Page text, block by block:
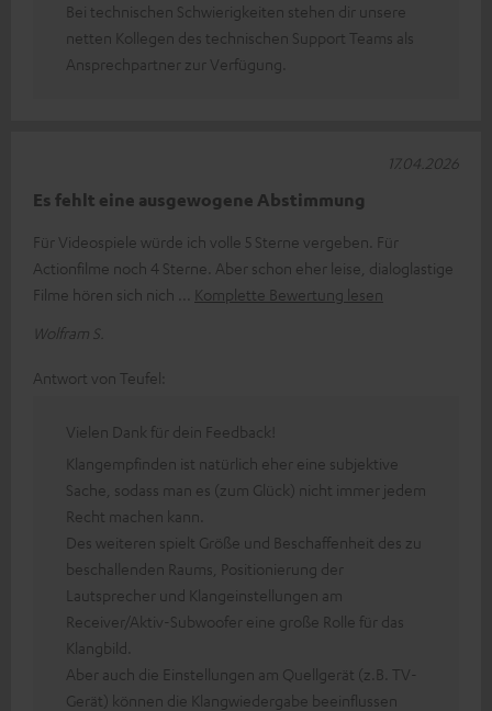
Bei technischen Schwierigkeiten stehen dir unsere
netten Kollegen des technischen Support Teams als
Ansprechpartner zur Verfügung.
Es fehlt eine ausgewogene Abstimmung
Für Videospiele würde ich volle 5 Sterne vergeben. Für
Actionfilme noch 4 Sterne. Aber schon eher leise, dialoglastige
Filme hören sich nich
Komplette Bewertung lesen
Wolfram S.
17.04.2026
Antwort von Teufel:
Vielen Dank für dein Feedback!
Klangempfinden ist natürlich eher eine subjektive
Sache, sodass man es (zum Glück) nicht immer jedem
Recht machen kann.
Des weiteren spielt Größe und Beschaffenheit des zu
beschallenden Raums, Positionierung der
Lautsprecher und Klangeinstellungen am
Receiver/Aktiv-Subwoofer eine große Rolle für das
Klangbild.
Aber auch die Einstellungen am Quellgerät (z.B. TV-
Gerät) können die Klangwiedergabe beeinflussen